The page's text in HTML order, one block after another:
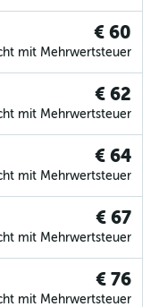
€ 60
mit Mehrwertsteuer
€ 62
mit Mehrwertsteuer
€ 64
mit Mehrwertsteuer
€ 67
mit Mehrwertsteuer
€ 76
mit Mehrwertsteuer